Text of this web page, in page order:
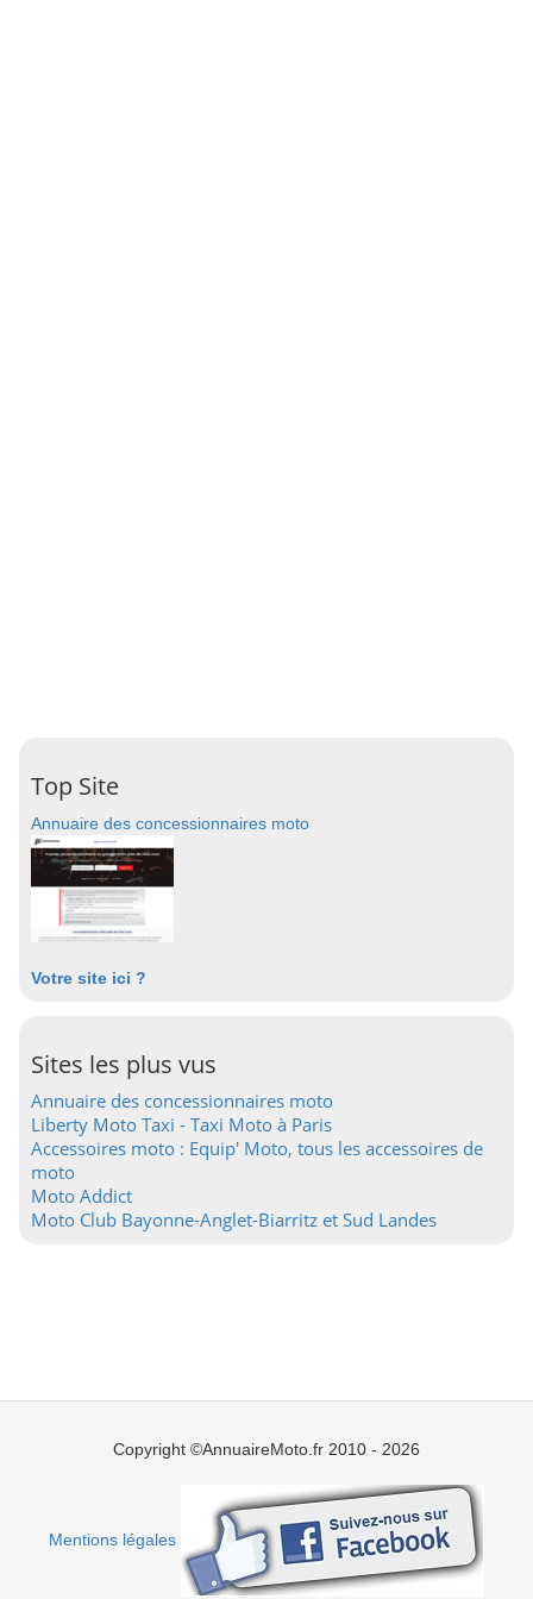
Top Site
Annuaire des concessionnaires moto
Votre site ici ?
Sites les plus vus
Annuaire des concessionnaires moto
Liberty Moto Taxi - Taxi Moto à Paris
Accessoires moto : Equip' Moto, tous les accessoires de
moto
Moto Addict
Moto Club Bayonne-Anglet-Biarritz et Sud Landes
Copyright ©AnnuaireMoto.fr 2010 - 2026
Mentions légales